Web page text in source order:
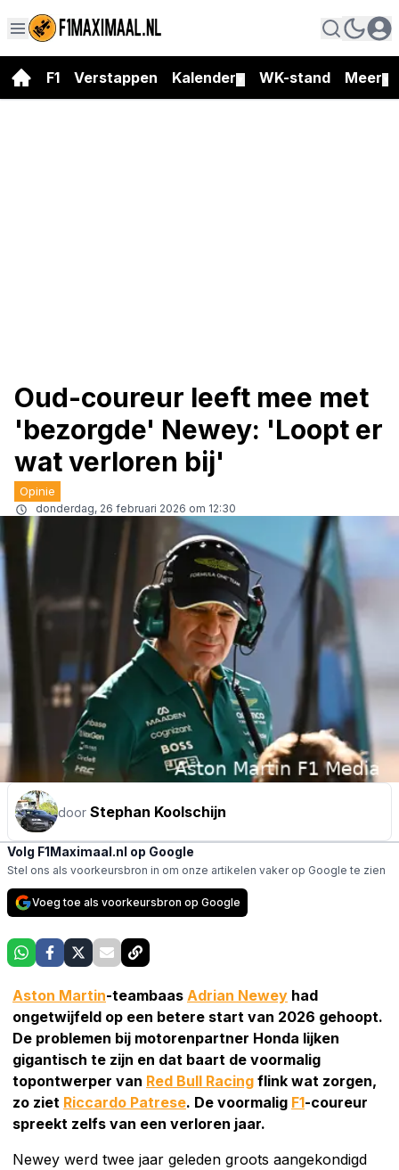
F1 Verstappen Kalender WK-stand Meer
Oud-coureur leeft mee met
'bezorgde' Newey: 'Loopt er
wat verloren bij'
Opinie
donderdag, 26 februari 2026 om 12:30
door Stephan Koolschijn
Volg F1Maximaal.nl op Google
Stel ons als voorkeursbron in om onze artikelen vaker op Google te zien
Voeg toe als voorkeursbron op Google
Aston Martin-teambaas Adrian Newey had
ongetwijfeld op een betere start van 2026 gehoopt.
De problemen bij motorenpartner Honda lijken
gigantisch te zijn en dat baart de voormalig
topontwerper van Red Bull Racing flink wat zorgen,
zo ziet Riccardo Patrese. De voormalig F1-coureur
spreekt zelfs van een verloren jaar.
Newey werd twee jaar geleden groots aangekondigd